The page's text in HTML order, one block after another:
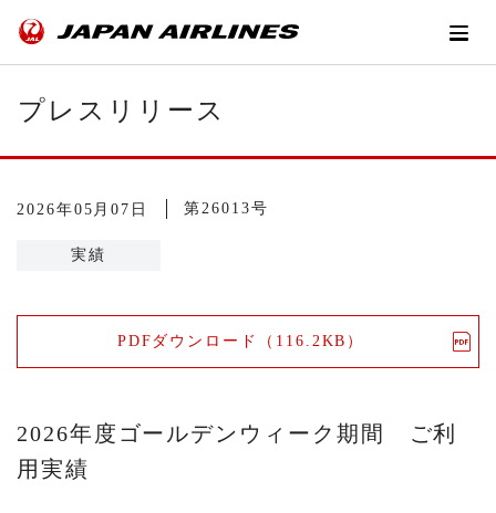
プレスリリース
2026年05月07日 第26013号
実績
PDFダウンロード（116.2KB）
2026年度ゴールデンウィーク期間 ご利
用実績